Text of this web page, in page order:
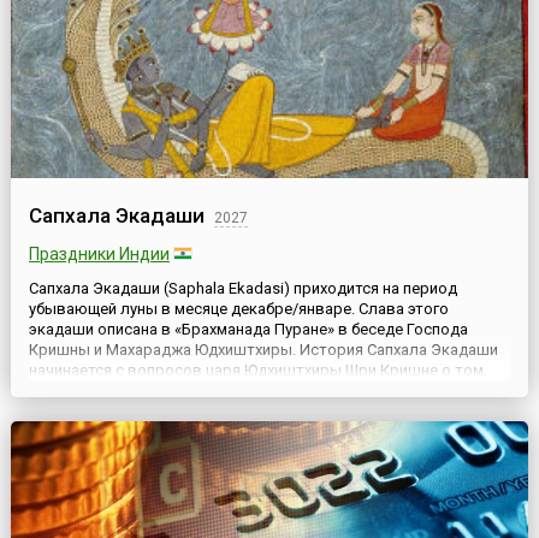
Сапхала Экадаши 2027
Праздники Индии
Сапхала Экадаши (Saphala Ekadasi) приходится на период
убывающей луны в месяце декабре/январе. Слава этого
экадаши описана в «Брахманада Пуране» в беседе Господа
Кришны и Махараджа Юдхиштхиры. История Сапхала Экадаши
начинается с вопросов царя Юдхиштхиры Шри Кришне о том,
опишу тебе ...